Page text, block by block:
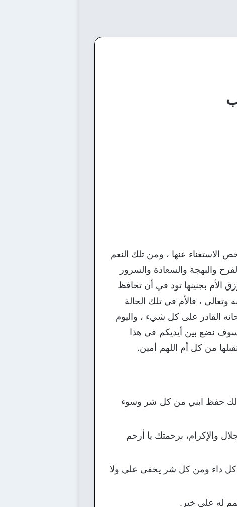
الاستغناء عنها ، ومن تلك النعم
والبهجة والسعادة والسرور
الأم بجنينها تود في أن تحافظ
وتعالى ، فالأم في تلك الحالة
القادر على كل شيء ، واليوم
سوف نضع بين أيديكم في هذا
من كل أم اللهم أمين.
لك حفظ ابني من كل شر وسوء
والإكرام، برحمتك يا أرحم
كل داء ومن كل شر يخفى علي ولا
له على خير.